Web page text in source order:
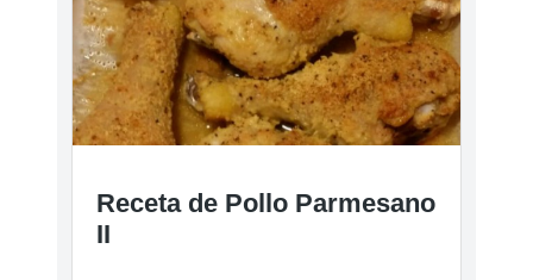
Receta de Pollo Parmesano
II